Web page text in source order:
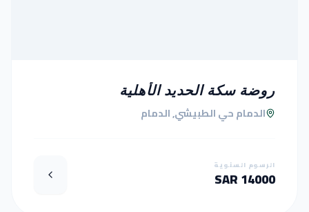
روضة سكة الحديد الأهلية
الدمام حي الطبيشي, الدمام
الرسوم السنوية
14000 SAR